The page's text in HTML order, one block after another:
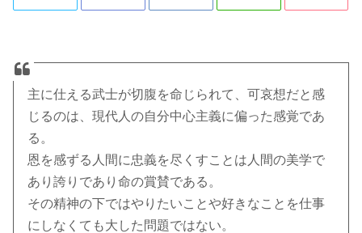
主に仕える武士が切腹を命じられて、可哀想だと感
じるのは、現代人の自分中心主義に偏った感覚であ
る。
恩を感ずる人間に忠義を尽くすことは人間の美学で
あり誇りであり命の賞賛である。
その精神の下ではやりたいことや好きなことを仕事
にしなくても大した問題ではない。